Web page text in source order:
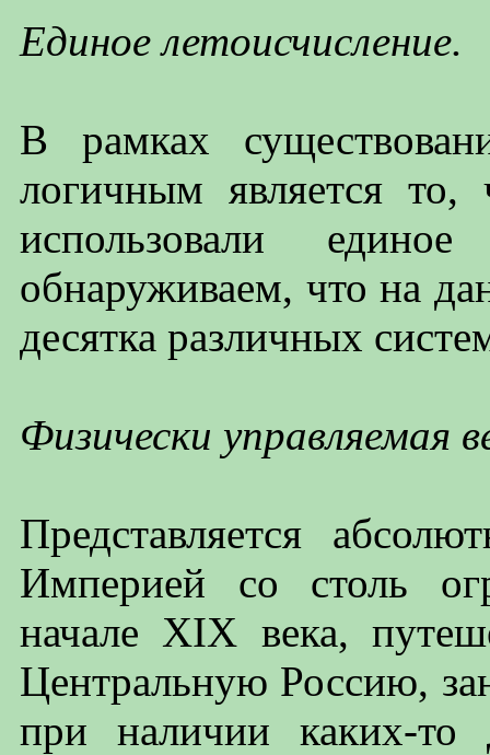
Единое летоисчисление.
В рамках
логичным является
использовали
обнаруживаем, что на
десятка различных
Физически управляемая
Представляется
Империей со столь
начале XIX века,
Центральную Россию,
при наличии каких-